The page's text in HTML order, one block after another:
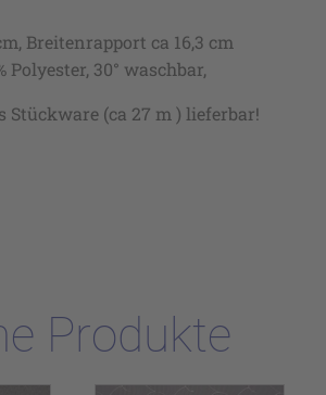
Breitenrapport ca 16,3 cm
Polyester, 30° waschbar,
Stückware (ca 27 m ) lieferbar!
Produkte